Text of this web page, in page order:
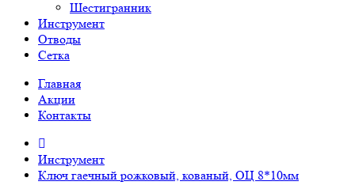
Шестигранник
Инструмент
Отводы
Сетка
Главная
Акции
Контакты
Инструмент
Ключ гаечный рожковый, кованый, ОЦ 8*10мм